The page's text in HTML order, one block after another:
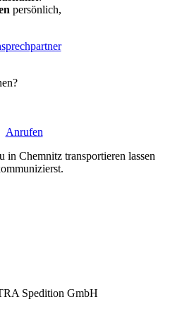
persönlich,
Anrufen
in Chemnitz transportieren lassen
Spedition GmbH